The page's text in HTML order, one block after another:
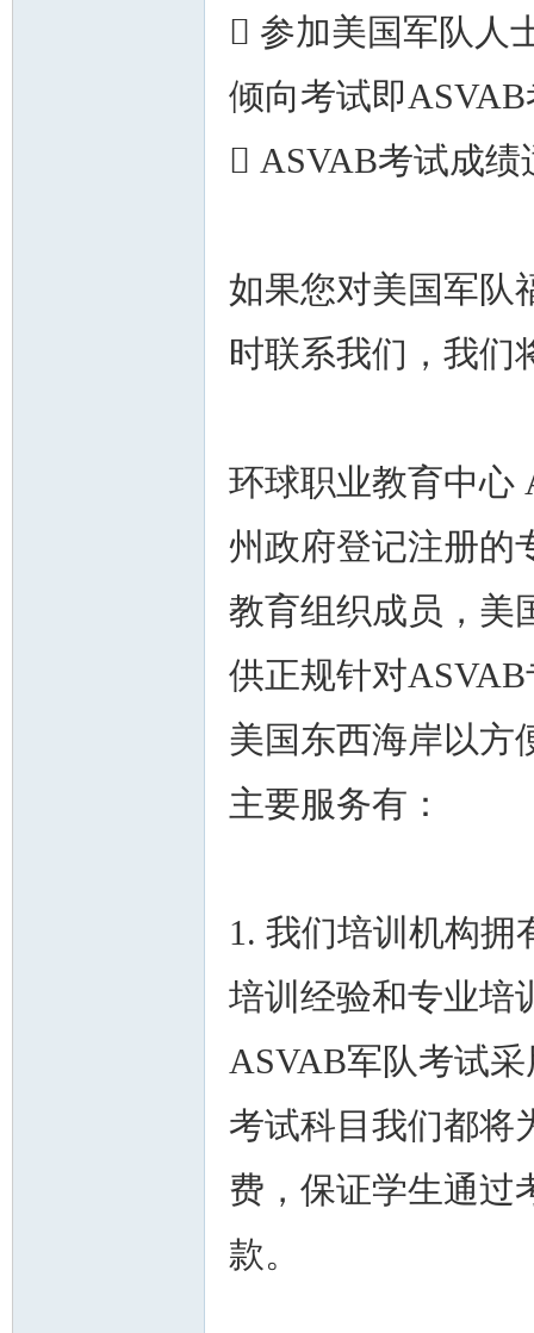
 参加美国军队人
倾向考试即
 ASVAB考试成
如果您对美国军队
时联系我们，我
环球职业教育中心
州政府登记注册的
教育组织成员，美
供正规针对
美国东西海岸以
主要服务有：
1. 我们培训机构拥
培训经验和专业培
ASVAB军队考试
考试科目我们都将
费，保证学生通过
款。